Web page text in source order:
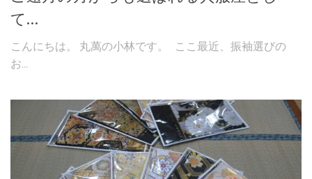
て…
こんにちは。 丸萬の小林です。 ここ最近、振袖選びの
お...